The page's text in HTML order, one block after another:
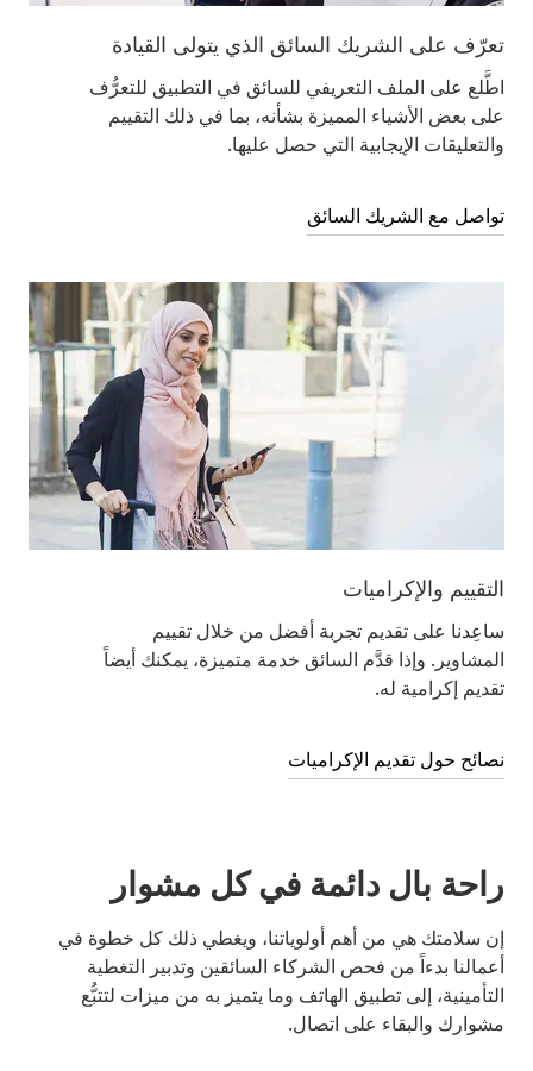
تعرّف على الشريك السائق الذي يتولى القيادة
اطَّلع على الملف التعريفي للسائق في التطبيق للتعرُّف
على بعض الأشياء المميزة بشأنه، بما في ذلك التقييم
والتعليقات الإيجابية التي حصل عليها.
تواصل مع الشريك السائق
التقييم والإكراميات
ساعِدنا على تقديم تجربة أفضل من خلال تقييم
المشاوير. وإذا قدَّم السائق خدمة متميزة، يمكنك أيضاً
تقديم إكرامية له.
نصائح حول تقديم الإكراميات
راحة بال دائمة في كل مشوار
إن سلامتك هي من أهم أولوياتنا، ويغطي ذلك كل خطوة في
أعمالنا بدءاً من فحص الشركاء السائقين وتدبير التغطية
التأمينية، إلى تطبيق الهاتف وما يتميز به من ميزات لتتبُّع
مشوارك والبقاء على اتصال.